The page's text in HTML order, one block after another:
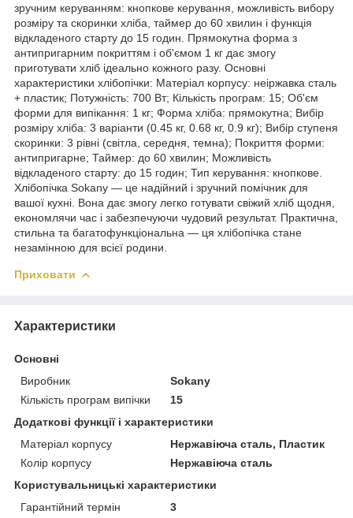
зручним керуванням: кнопкове керування, можливість вибору
розміру та скоринки хліба, таймер до 60 хвилин і функція
відкладеного старту до 15 годин. Прямокутна форма з
антипригарним покриттям і об'ємом 1 кг дає змогу
приготувати хліб ідеально кожного разу. Основні
характеристики хлібопічки: Матеріал корпусу: неіржавка сталь
+ пластик; Потужність: 700 Вт; Кількість програм: 15; Об'єм
форми для випікання: 1 кг; Форма хліба: прямокутна; Вибір
розміру хліба: 3 варіанти (0.45 кг, 0.68 кг, 0.9 кг); Вибір ступеня
скоринки: 3 рівні (світла, середня, темна); Покриття форми:
антипригарне; Таймер: до 60 хвилин; Можливість
відкладеного старту: до 15 годин; Тип керування: кнопкове.
Хлібопічка Sokany — це надійний і зручний помічник для
вашої кухні. Вона дає змогу легко готувати свіжий хліб щодня,
економлячи час і забезпечуючи чудовий результат. Практична,
стильна та багатофункціональна — ця хлібопічка стане
незамінною для всієї родини.
Приховати
Характеристики
Основні
Виробник
Sokany
Кількість програм випічки
15
Додаткові функції і характеристики
Матеріал корпусу
Нержавіюча сталь, Пластик
Колір корпусу
Нержавіюча сталь
Користувальницькі характеристики
Гарантійний термін
3